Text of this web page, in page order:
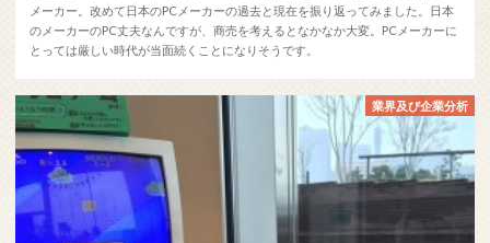
メーカー。改めて日本のPCメーカーの過去と現在を振り返ってみました。日本
のメーカーのPC丈夫なんですが、商売を考えるとなかなか大変。PCメーカーに
とっては厳しい時代が当面続くことになりそうです。
業界及び企業分析